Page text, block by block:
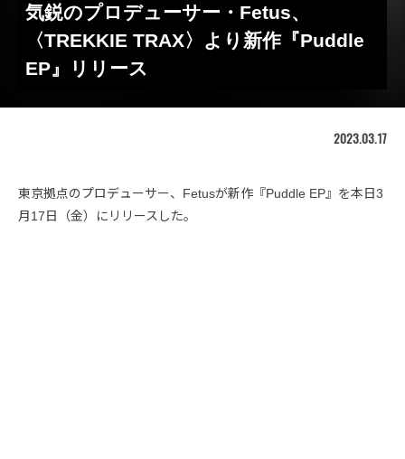
気鋭のプロデューサー・Fetus、
〈TREKKIE TRAX〉より新作『Puddle
EP』リリース
2023.03.17
東京拠点のプロデューサー、Fetusが新作『Puddle EP』を本日3
月17日（金）にリリースした。